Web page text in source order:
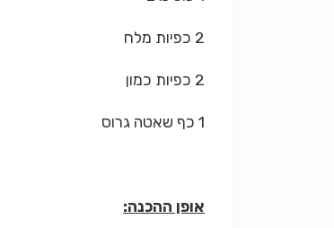
2 כפיות מלח
2 כפיות כמון
1 כף שאטה גרוס
אופן ההכנה: